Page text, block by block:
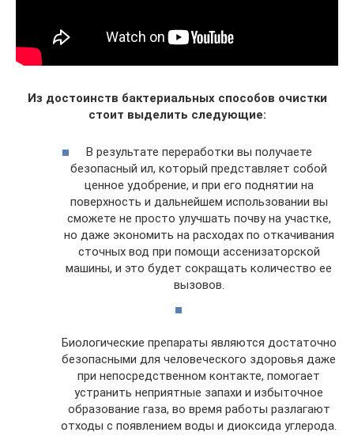
Из достоинств бактериальных способов очистки
стоит выделить следующие:
В результате переработки вы получаете
безопасный ил, который представляет собой
ценное удобрение, и при его поднятии на
поверхность и дальнейшем использовании вы
сможете не просто улучшать почву на участке,
но даже экономить на расходах по откачивания
сточных вод при помощи ассенизаторской
машины, и это будет сокращать количество ее
вызовов.
Биологические препараты являются достаточно
безопасными для человеческого здоровья даже
при непосредственном контакте, помогает
устранить неприятные запахи и избыточное
образование газа, во время работы разлагают
отходы с появлением воды и диоксида углерода.